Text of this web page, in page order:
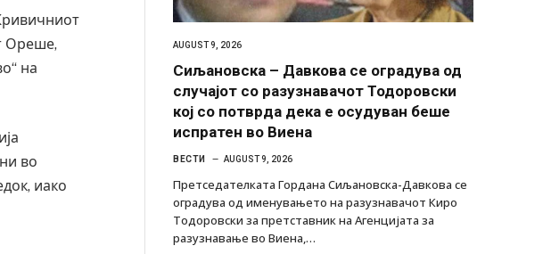
Ореше,
на
во
иако
AUGUST 9, 2026
Сиљановска – Давкова се оградува од
случајот со разузнавачот Тодоровски
кој со потврда дека е осудуван беше
испратен во Виена
ВЕСТИ AUGUST 9, 2026
Претседателката Гордана Сиљановска-Давкова се
оградува од именувањето на разузнавачот Киро
Тодоровски за претставник на Агенцијата за
разузнавање во Виена,…